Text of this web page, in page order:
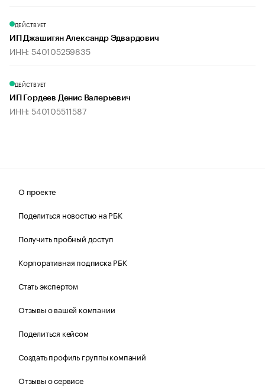
ДЕЙСТВУЕТ
ИП Джашитян Александр Эдвардович
ИНН: 540105259835
ДЕЙСТВУЕТ
ИП Гордеев Денис Валерьевич
ИНН: 540105511587
О проекте
Поделиться новостью на РБК
Получить пробный доступ
Корпоративная подписка РБК
Стать экспертом
Отзывы о вашей компании
Поделиться кейсом
Создать профиль группы компаний
Отзывы о сервисе